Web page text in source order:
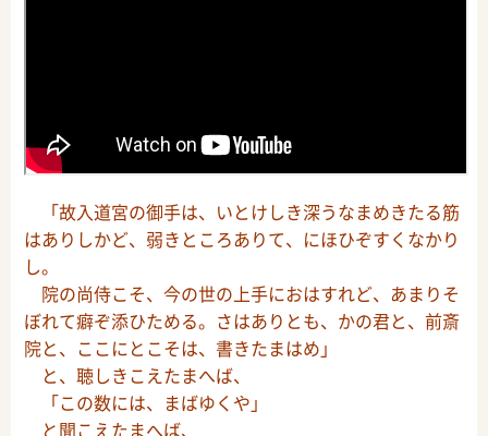
「故入道宮の御手は、いとけしき深うなまめきたる筋
はありしかど、弱きところありて、にほひぞすくなかり
し。
院の尚侍こそ、今の世の上手におはすれど、あまりそ
ぼれて癖ぞ添ひためる。さはありとも、かの君と、前斎
院と、ここにとこそは、書きたまはめ」
と、聴しきこえたまへば、
「この数には、まばゆくや」
と聞こえたまへば、